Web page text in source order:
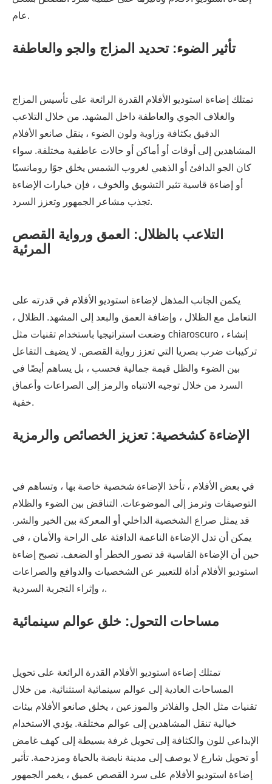
عام.
تأثير الضوء: تحديد المزاج والجو والعاطفة
تمتلك إضاءة استوديو الأفلام القدرة الرائعة على تأسيس المزاج
والغلاف الجوي والعاطفة داخل المشهد. من خلال التلاعب
الدقيق بكثافة وزاوية ولون الضوء ، ينقل صانعو الأفلام
المشاهدين إلى أوقات أو أماكن أو حالات عاطفية مختلفة. سواء
كان الجو الدافئ أو الذهبي لغروب الشمس يخلق جوًا رومانسيًا
أو إضاءة قاسية تثير التشويق والخوف ، فإن خيارات الإضاءة
تجذب مشاعر الجمهور وتعزز السرد.
التلاعب بالظلال: العمق ورواية القصص
المرئية
يكمن الجانب المذهل لإضاءة استوديو الأفلام في قدرته على
التعامل مع الظلال ، وإضافة العمق والبعد إلى المشهد. الظلال ،
وضعت استراتيجيا باستخدام تقنيات مثل chiaroscuro ، إنشاء
تركيبات ضرب بصريا التي تعزز رواية القصص. لا يضيف التفاعل
بين الضوء والظل قيمة جمالية فحسب ، بل يساهم أيضًا في
السرد من خلال توجيه الانتباه والرمز إلى الصراعات وأعماق
خفية.
الإضاءة كشخصية: تعزيز الخصائص والرمزية
في بعض الأفلام ، تأخذ الإضاءة شخصية خاصة بها ، وتساهم في
التوصيفات وترمز إلى الموضوعات. التناقض بين الضوء والظلام
قد يمثل صراع الشخصية الداخلي أو المعركة بين الخير والشر.
يمكن أن تدل الإضاءة الناعمة الدافئة على الراحة والأمان ، في
حين أن الإضاءة القاسية قد تصور الخطر أو الضعف. تصبح إضاءة
استوديو الأفلام أداة للتعبير عن الشخصيات والدوافع والصراعات
، وإثراء التجربة السردية.
مساحات التحول: خلق عوالم سينمائية
تمتلك إضاءة استوديو الأفلام القدرة الرائعة على تحويل
المساحات العادية إلى عوالم سينمائية استثنائية. من خلال
تقنيات مثل الجل والفلاتر والموزعين ، يخلق صانعو الأفلام بيئات
خيالية تنقل المشاهدين إلى عوالم مختلفة. يؤدي الاستخدام
الإبداعي للون والكثافة إلى تحويل غرفة بسيطة إلى كهف غامض
أو تحويل شارع لا يوصف إلى مدينة نابضة بالحياة ومزدحمة. تأثير
إضاءة استوديو الأفلام على سرد القصص عميق ، يغمر الجمهور